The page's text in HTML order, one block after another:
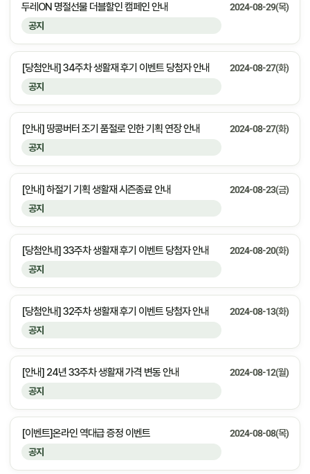
공지
두레ON 명절선물 더블할인 캠페인 안내 2024-08-29(목)
공지
[당첨안내] 34주차 생활재 후기 이벤트 당첨자 안내 2024-08-27(화)
공지
[안내] 땅콩버터 조기 품절로 인한 기획 연장 안내 2024-08-27(화)
공지
[안내] 하절기 기획 생활재 시즌종료 안내 2024-08-23(금)
공지
[당첨안내] 33주차 생활재 후기 이벤트 당첨자 안내 2024-08-20(화)
공지
[당첨안내] 32주차 생활재 후기 이벤트 당첨자 안내 2024-08-13(화)
공지
[안내] 24년 33주차 생활재 가격 변동 안내 2024-08-12(월)
공지
[이벤트]온라인 역대급 증정 이벤트 2024-08-08(목)